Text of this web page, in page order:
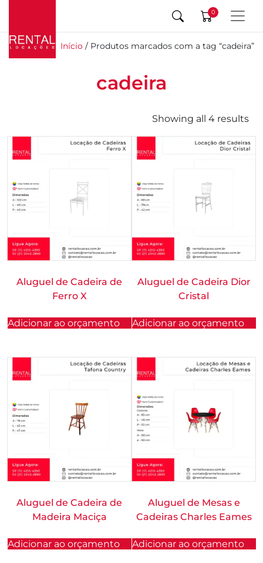
0
Início / Produtos marcados com a tag “cadeira”
cadeira
Showing all 4 results
Aluguel de Cadeira de
Ferro X
Adicionar ao orçamento
Aluguel de Cadeira Dior
Cristal
Adicionar ao orçamento
Aluguel de Cadeira de
Madeira Maciça
Adicionar ao orçamento
Aluguel de Mesas e
Cadeiras Charles Eames
Adicionar ao orçamento